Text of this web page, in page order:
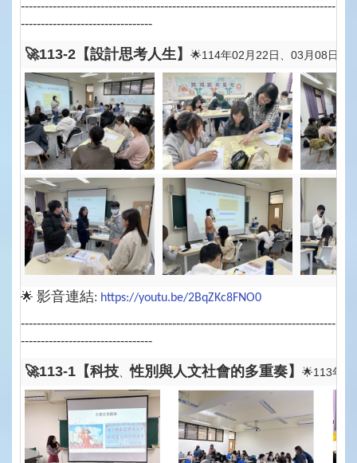
-------------------------------------------------------------------------------
---------------------------------
🚀113-2【設計思考人生】 🌟114年02月22日、03月08日、
🌟 影音連結: https://youtu.be/2BqZKc8FNO0
-------------------------------------------------------------------------------
---------------------------------
🚀113-1【科技 、性別與人文社會的多重奏】 🌟113年